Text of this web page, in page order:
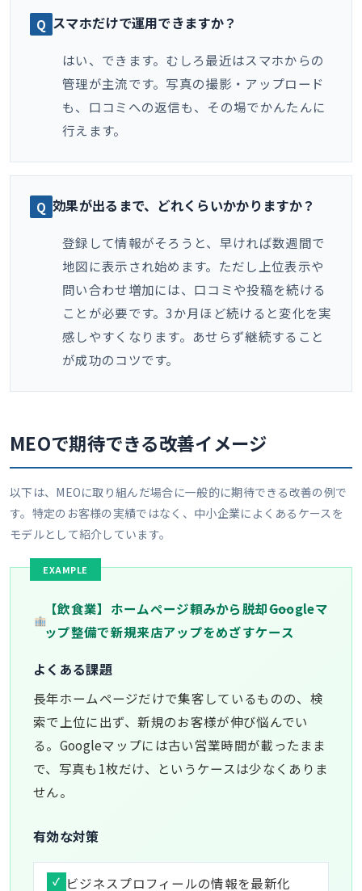
スマホだけで運用できますか？
はい、できます。むしろ最近はスマホからの
管理が主流です。写真の撮影・アップロード
も、口コミへの返信も、その場でかんたんに
行えます。
効果が出るまで、どれくらいかかりますか？
登録して情報がそろうと、早ければ数週間で
地図に表示され始めます。ただし上位表示や
問い合わせ増加には、口コミや投稿を続ける
ことが必要です。3か月ほど続けると変化を実
感しやすくなります。あせらず継続すること
が成功のコツです。
MEOで期待できる改善イメージ
以下は、MEOに取り組んだ場合に一般的に期待できる改善の例で
す。特定のお客様の実績ではなく、中小企業によくあるケースを
モデルとして紹介しています。
【飲食業】ホームページ頼みから脱却――Googleマ
ップ整備で新規来店アップをめざすケース
よくある課題
長年ホームページだけで集客しているものの、検
索で上位に出ず、新規のお客様が伸び悩んでい
る。Googleマップには古い営業時間が載ったまま
で、写真も1枚だけ、というケースは少なくありま
せん。
有効な対策
ビジネスプロフィールの情報を最新化